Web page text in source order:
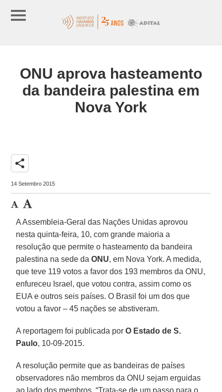
ONU aprova hasteamento
da bandeira palestina em
Nova York
share
14 Setembro 2015
A Assembleia-Geral das Nações Unidas aprovou
nesta quinta-feira, 10, com grande maioria a
resolução que permite o hasteamento da bandeira
palestina na sede daONU, em Nova York. A medida,
que teve 119 votos a favor dos 193 membros da ONU,
enfureceu Israel, que votou contra, assim como os
EUA e outros seis países. O Brasil foi um dos que
votou a favor – 45 nações se abstiveram.
A reportagem foi publicada porO Estado de S.
Paulo, 10-09-2015.
A resolução permite que as bandeiras de países
observadores não membros da ONU sejam erguidas
ao lado dos membros. “Trata-se de um passo para o